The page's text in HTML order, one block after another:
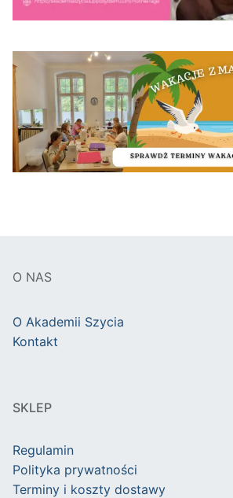
O NAS
O Akademii Szycia
Kontakt
SKLEP
Regulamin
Polityka prywatności
Terminy i koszty dostawy